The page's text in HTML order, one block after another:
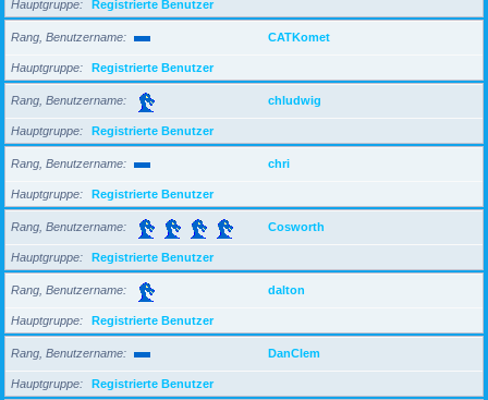
Hauptgruppe Registrierte Benutzer
Rang, Benutzername CATKomet
Hauptgruppe Registrierte Benutzer
Rang, Benutzername chludwig
Hauptgruppe Registrierte Benutzer
Rang, Benutzername chri
Hauptgruppe Registrierte Benutzer
Rang, Benutzername Cosworth
Hauptgruppe Registrierte Benutzer
Rang, Benutzername dalton
Hauptgruppe Registrierte Benutzer
Rang, Benutzername DanClem
Hauptgruppe Registrierte Benutzer